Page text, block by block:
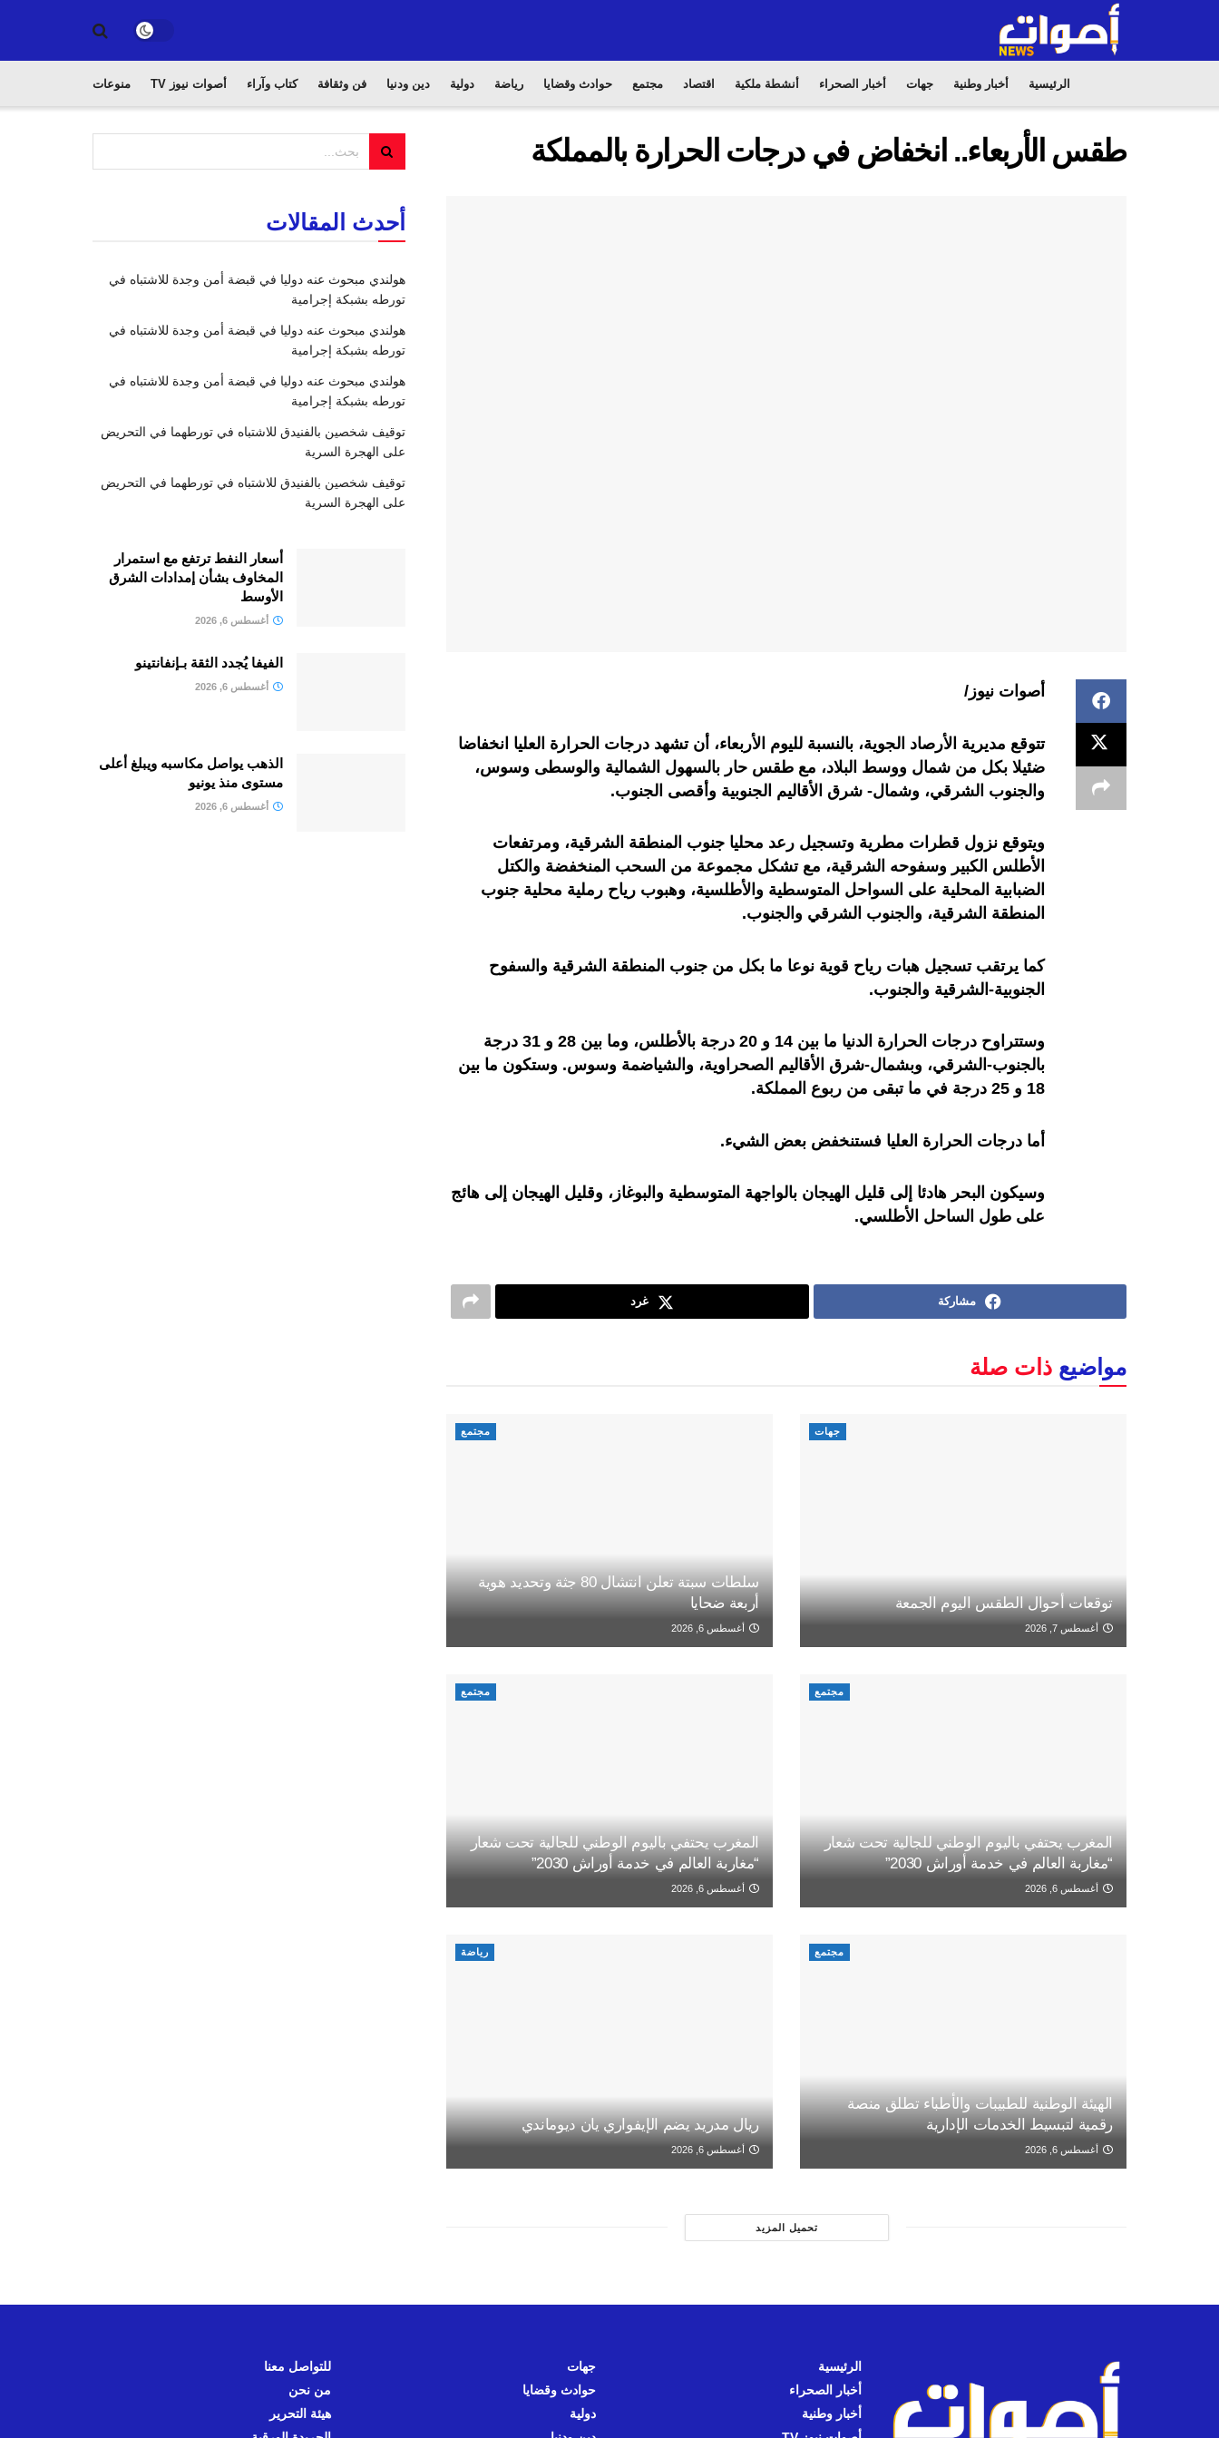
الرئيسية أخبار وطنية جهات أخبار الصحراء أنشطة ملكية اقتصاد مجتمع حوادث وقضايا رياضة دولية دين ودنيا فن وثقافة كتاب وآراء أصوات نيوز TV منوعات
طقس الأربعاء.. انخفاض في درجات الحرارة بالمملكة
أصوات نيوز/
تتوقع مديرية الأرصاد الجوية، بالنسبة لليوم الأربعاء، أن تشهد درجات الحرارة العليا انخفاضا
ضئيلا بكل من شمال ووسط البلاد، مع طقس حار بالسهول الشمالية والوسطى وسوس،
والجنوب الشرقي، وشمال- شرق الأقاليم الجنوبية وأقصى الجنوب.
ويتوقع نزول قطرات مطرية وتسجيل رعد محليا جنوب المنطقة الشرقية، ومرتفعات
الأطلس الكبير وسفوحه الشرقية، مع تشكل مجموعة من السحب المنخفضة والكتل
الضبابية المحلية على السواحل المتوسطية والأطلسية، وهبوب رياح رملية محلية جنوب
المنطقة الشرقية، والجنوب الشرقي والجنوب.
كما يرتقب تسجيل هبات رياح قوية نوعا ما بكل من جنوب المنطقة الشرقية والسفوح
الجنوبية-الشرقية والجنوب.
وستتراوح درجات الحرارة الدنيا ما بين 14 و 20 درجة بالأطلس، وما بين 28 و 31 درجة
بالجنوب-الشرقي، وبشمال-شرق الأقاليم الصحراوية، والشياضمة وسوس. وستكون ما بين
18 و 25 درجة في ما تبقى من ربوع المملكة.
أما درجات الحرارة العليا فستنخفض بعض الشيء.
وسيكون البحر هادئا إلى قليل الهيجان بالواجهة المتوسطية والبوغاز، وقليل الهيجان إلى هائج
على طول الساحل الأطلسي.
مشاركة غرد
مواضيع ذات صلة
جهات
توقعات أحوال الطقس اليوم الجمعة
أغسطس 7, 2026
مجتمع
سلطات سبتة تعلن انتشال 80 جثة وتحديد هوية
أربعة ضحايا
أغسطس 6, 2026
مجتمع
المغرب يحتفي باليوم الوطني للجالية تحت شعار
“مغاربة العالم في خدمة أوراش 2030”
أغسطس 6, 2026
مجتمع
المغرب يحتفي باليوم الوطني للجالية تحت شعار
“مغاربة العالم في خدمة أوراش 2030”
أغسطس 6, 2026
مجتمع
الهيئة الوطنية للطبيبات والأطباء تطلق منصة
رقمية لتبسيط الخدمات الإدارية
أغسطس 6, 2026
رياضة
ريال مدريد يضم الإيفواري يان ديوماندي
أغسطس 6, 2026
تحميل المزيد
أحدث المقالات
هولندي مبحوث عنه دوليا في قبضة أمن وجدة للاشتباه في
تورطه بشبكة إجرامية
هولندي مبحوث عنه دوليا في قبضة أمن وجدة للاشتباه في
تورطه بشبكة إجرامية
هولندي مبحوث عنه دوليا في قبضة أمن وجدة للاشتباه في
تورطه بشبكة إجرامية
توقيف شخصين بالفنيدق للاشتباه في تورطهما في التحريض
على الهجرة السرية
توقيف شخصين بالفنيدق للاشتباه في تورطهما في التحريض
على الهجرة السرية
أسعار النفط ترتفع مع استمرار
المخاوف بشأن إمدادات الشرق
الأوسط
أغسطس 6, 2026
الفيفا يُجدد الثقة بـإنفانتينو
أغسطس 6, 2026
الذهب يواصل مكاسبه ويبلغ أعلى
مستوى منذ يونيو
أغسطس 6, 2026
الرئيسية
أخبار الصحراء
أخبار وطنية
جهات
حوادث وقضايا
دولية
للتواصل معنا
من نحن
هيئة التحرير